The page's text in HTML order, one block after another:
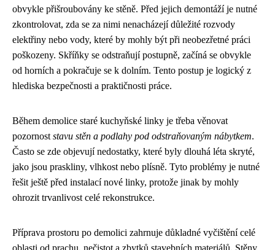
obvykle přišroubovány ke stěně. Před jejich demontáží je nutné
zkontrolovat, zda se za nimi nenacházejí důležité rozvody
elektřiny nebo vody, které by mohly být při neobezřetné práci
poškozeny. Skříňky se odstraňují postupně, začíná se obvykle
od horních a pokračuje se k dolním. Tento postup je logický z
hlediska bezpečnosti a praktičnosti práce.
Během demolice staré kuchyňské linky je třeba věnovat
pozornost stavu stěn a podlahy pod odstraňovaným nábytkem.
Často se zde objevují nedostatky, které byly dlouhá léta skryté,
jako jsou praskliny, vlhkost nebo plísně. Tyto problémy je nutné
řešit ještě před instalací nové linky, protože jinak by mohly
ohrozit trvanlivost celé rekonstrukce.
Příprava prostoru po demolici zahrnuje důkladné vyčištění celé